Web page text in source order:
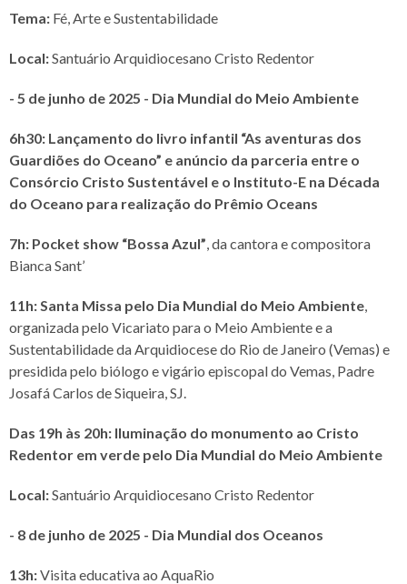
Tema: Fé, Arte e Sustentabilidade
Local:Santuário Arquidiocesano Cristo Redentor
- 5 de junho de 2025 - Dia Mundial do Meio Ambiente
6h30: Lançamento do livro infantil “As aventuras dos
Guardiões do Oceano” e anúncio da parceria entre o
Consórcio Cristo Sustentável e o Instituto-E na Década
do Oceano para realização do Prêmio Oceans
7h: Pocket show “Bossa Azul”, da cantora e compositora
Bianca Sant’
11h: Santa Missa pelo Dia Mundial do Meio Ambiente,
organizada pelo Vicariato para o Meio Ambiente e a
Sustentabilidade da Arquidiocese do Rio de Janeiro (Vemas) e
presidida pelo biólogo e vigário episcopal do Vemas, Padre
Josafá Carlos de Siqueira, SJ.
Das 19h às 20h: Iluminação do monumento ao Cristo
Redentor em verde pelo Dia Mundial do Meio Ambiente
Local:Santuário Arquidiocesano Cristo Redentor
- 8 de junho de 2025 - Dia Mundial dos Oceanos
13h:Visita educativa ao AquaRio